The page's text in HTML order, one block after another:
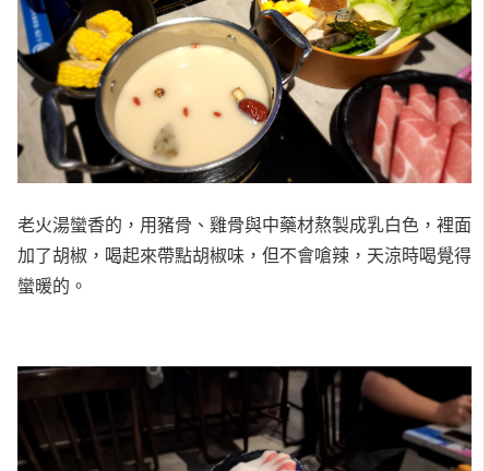
老火湯蠻香的，用豬骨、雞骨與中藥材熬製成乳白色，裡面
加了胡椒，喝起來帶點胡椒味，但不會嗆辣，天涼時喝覺得
蠻暖的。